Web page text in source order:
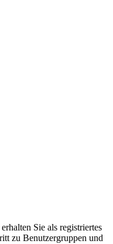
Sie als registriertes
zu Benutzergruppen und